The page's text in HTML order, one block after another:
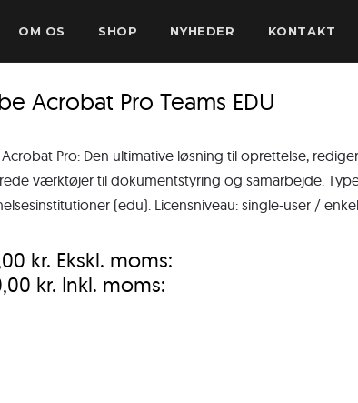
OM OS SHOP NYHEDER KONTAKT
Acrobat Pro Teams EDU
Pro: Den ultimative løsning til oprettelse,
værktøjer til dokumentstyring og samarbejde.
(edu). Licensniveau: single-user /
kr. Ekskl. moms:
kr. Inkl. moms: